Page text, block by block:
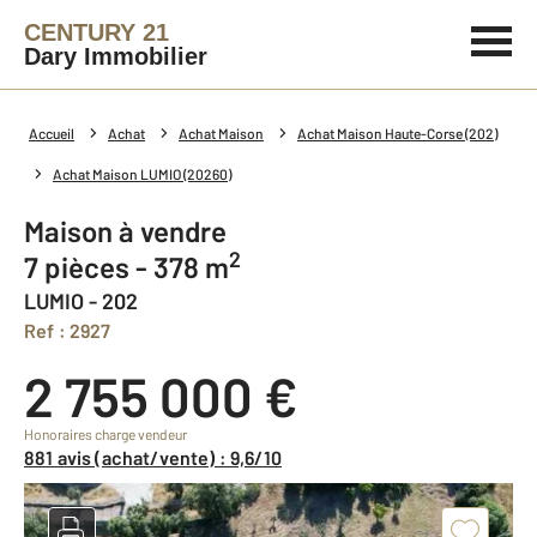
CENTURY 21
Dary Immobilier
Accueil Achat Achat Maison Achat Maison Haute-Corse (202)
Achat Maison LUMIO (20260)
Maison à vendre
7 pièces - 378 m2
LUMIO - 202
Ref : 2927
2 755 000 €
Honoraires charge vendeur
881 avis (achat/vente) : 9,6/10